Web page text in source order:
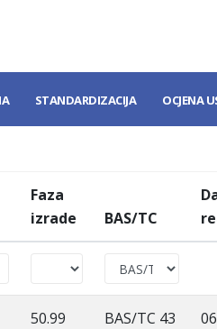
STANDARDIZACIJA OCJENA
Faza
izrade
BAS/TC
50.99 BAS/TC 43